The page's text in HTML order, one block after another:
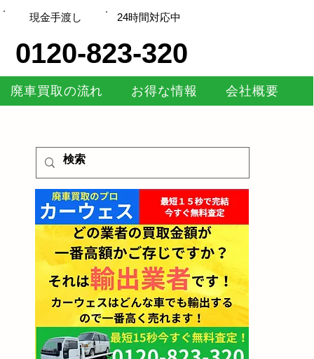
現金手渡し ​24時間対応中
0120-823-320
廃車買取の流れ お得な情報 会社概要